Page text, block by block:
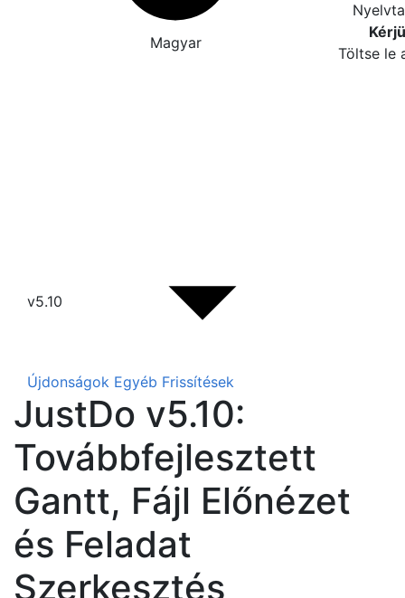
Magyar
Töltse le
v5.10
Újdonságok Egyéb Frissítések
JustDo v5.10:
Továbbfejlesztett
Gantt, Fájl Előnézet
és Feladat
Szerkesztés